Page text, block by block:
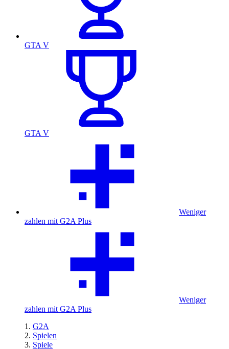
GTA V
GTA V
Weniger
zahlen mit G2A Plus
Weniger
zahlen mit G2A Plus
G2A
Spielen
Spiele